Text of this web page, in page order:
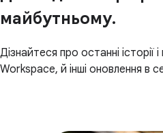
майбутньому.
Дізнайтеся про останні історії
Workspace, й інші оновлення в